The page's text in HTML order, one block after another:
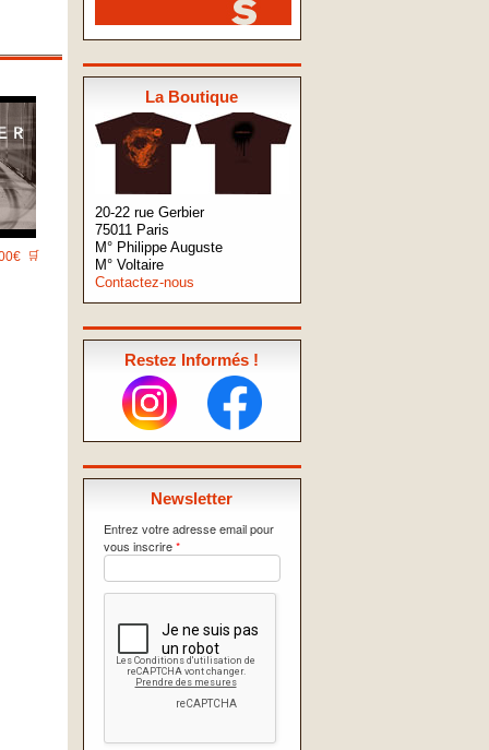
La Boutique
20-22 rue Gerbier
75011 Paris
M° Philippe Auguste
M° Voltaire
Contactez-nous
Restez Informés !
Newsletter
Entrez votre adresse email pour
vous inscrire*
🛒